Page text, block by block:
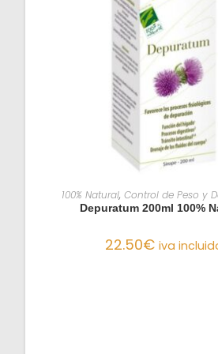
AÑADIR AL
100% Natural, Control de Peso y
Depuratum 200ml 100%
22.50€ iva